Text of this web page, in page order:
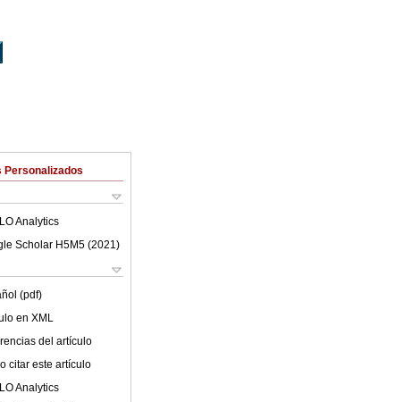
Personalizados
Analytics
Scholar H5M5 (2021 )
(pdf)
en XML
del artículo
citar este artículo
Analytics